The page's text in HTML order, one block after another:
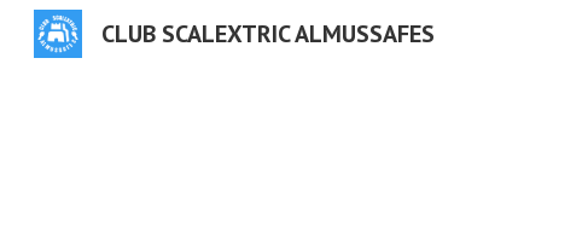
CLUB SCALEXTRIC ALMUSSAFES